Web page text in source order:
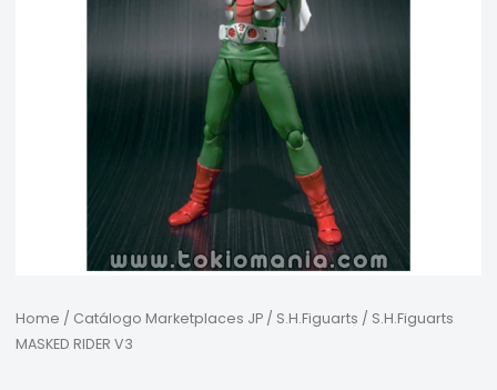
Home / Catálogo Marketplaces JP/ S.H.Figuarts / S.H.Figuarts
MASKED RIDER V3